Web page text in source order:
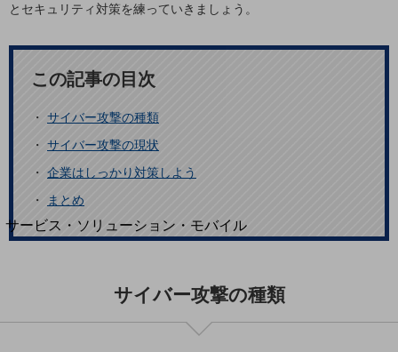
Smart Worksite
地域の取り組み
地域社会を支える皆さまと地域課題の解決や
地域経済のさらなる活性化に取り組みます
LGPF(Local Government Platform)
別ウィンドウで開きます
サービス・ソリューション・モバイル
サービス・ソリューションTOP
サービス・ソリューションをご紹介
とセキュリティ対策を練っていきましょう。
この記事の目次
・ サイバー攻撃の種類
・ サイバー攻撃の現状
・ 企業はしっかり対策しよう
・
まとめ
サイバー攻撃の種類